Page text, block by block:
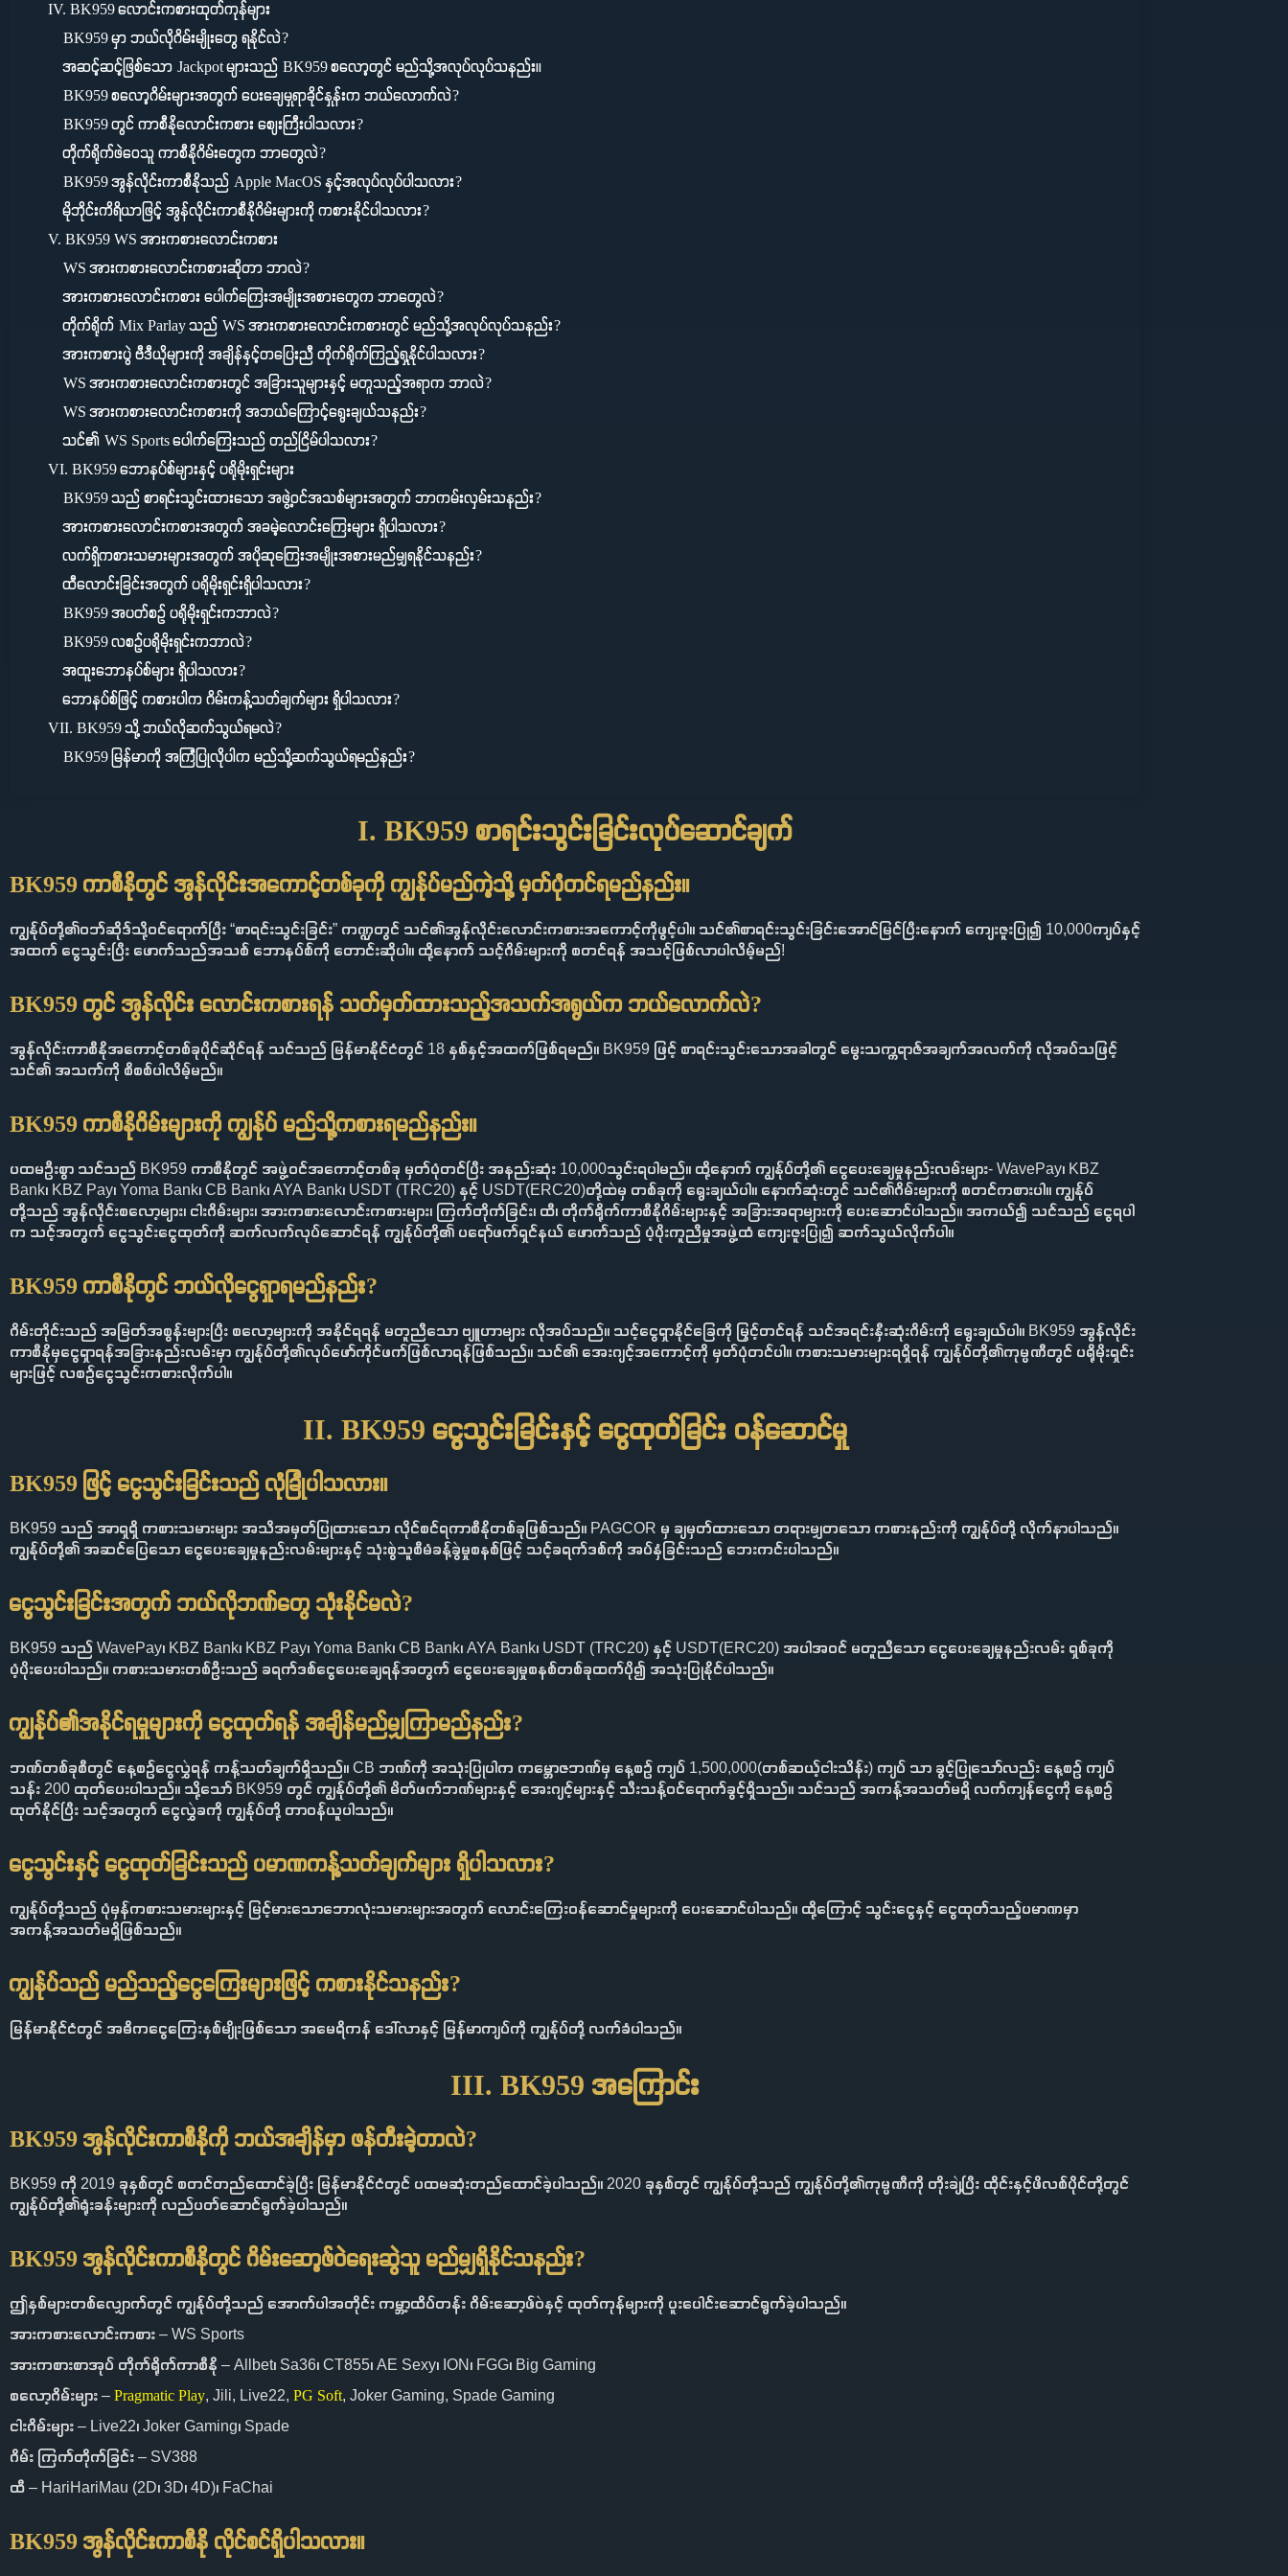
IV. BK959 လောင်းကစားထုတ်ကုန်များ
BK959 မှာ ဘယ်လိုဂိမ်းမျိုးတွေ ရနိုင်လဲ?
အဆင့်ဆင့်ဖြစ်သော Jackpot များသည် BK959 စလော့တွင် မည်သို့အလုပ်လုပ်သနည်း။
BK959 စလော့ဂိမ်းများအတွက် ပေးချေမှုရာခိုင်နှုန်းက ဘယ်လောက်လဲ?
BK959 တွင် ကာစီနိုလောင်းကစား စျေးကြီးပါသလား?
တိုက်ရိုက်ဖဲဝေသူ ကာစီနိုဂိမ်းတွေက ဘာတွေလဲ?
BK959 အွန်လိုင်းကာစီနိုသည် Apple MacOS နှင့်အလုပ်လုပ်ပါသလား?
မိုဘိုင်းကိရိယာဖြင့် အွန်လိုင်းကာစီနိုဂိမ်းများကို ကစားနိုင်ပါသလား?
V. BK959 WS အားကစားလောင်းကစား
WS အားကစားလောင်းကစားဆိုတာ ဘာလဲ?
အားကစားလောင်းကစား ပေါက်ကြေးအမျိုးအစားတွေက ဘာတွေလဲ?
တိုက်ရိုက် Mix Parlay သည် WS အားကစားလောင်းကစားတွင် မည်သို့အလုပ်လုပ်သနည်း?
အားကစားပွဲ ဗီဒီယိုများကို အချိန်နှင့်တပြေးညီ တိုက်ရိုက်ကြည့်ရှုနိုင်ပါသလား?
WS အားကစားလောင်းကစားတွင် အခြားသူများနှင့် မတူသည့်အရာက ဘာလဲ?
WS အားကစားလောင်းကစားကို အဘယ်ကြောင့်ရွေးချယ်သနည်း?
သင်၏ WS Sports ပေါက်ကြေးသည် တည်ငြိမ်ပါသလား?
VI. BK959 ဘောနပ်စ်များနှင့် ပရိုမိုးရှင်းများ
BK959 သည် စာရင်းသွင်းထားသော အဖွဲ့ဝင်အသစ်များအတွက် ဘာကမ်းလှမ်းသနည်း?
အားကစားလောင်းကစားအတွက် အခမဲ့လောင်းကြေးများ ရှိပါသလား?
လက်ရှိကစားသမားများအတွက် အပိုဆုကြေးအမျိုးအစားမည်မျှရနိုင်သနည်း?
ထီလောင်းခြင်းအတွက် ပရိုမိုးရှင်းရှိပါသလား?
BK959 အပတ်စဉ် ပရိုမိုးရှင်းကဘာလဲ?
BK959 လစဉ်ပရိုမိုးရှင်းကဘာလဲ?
အထူးဘောနပ်စ်များ ရှိပါသလား?
ဘောနပ်စ်ဖြင့် ကစားပါက ဂိမ်းကန့်သတ်ချက်များ ရှိပါသလား?
VII. BK959 သို့ ဘယ်လိုဆက်သွယ်ရမလဲ?
BK959 မြန်မာကို အကြံပြုလိုပါက မည်သို့ဆက်သွယ်ရမည်နည်း?
I. BK959 စာရင်းသွင်းခြင်းလုပ်ဆောင်ချက်
BK959 ကာစီနိုတွင် အွန်လိုင်းအကောင့်တစ်ခုကို ကျွန်ုပ်မည်ကဲ့သို့ မှတ်ပုံတင်ရမည်နည်း။
ကျွန်ုပ်တို့၏ဝဘ်ဆိုဒ်သို့ဝင်ရောက်ပြီး “စာရင်းသွင်းခြင်း” ကဏ္ဍတွင် သင်၏အွန်လိုင်းလောင်းကစားအကောင့်ကိုဖွင့်ပါ။ သင်၏စာရင်းသွင်းခြင်းအောင်မြင်ပြီးနောက် ကျေးဇူးပြု၍ 10,000ကျပ်နှင့်
အထက် ငွေသွင်းပြီး ဖောက်သည်အသစ် ဘောနပ်စ်ကို တောင်းဆိုပါ။ ထို့နောက် သင့်ဂိမ်းများကို စတင်ရန် အသင့်ဖြစ်လာပါလိမ့်မည်!
BK959 တွင် အွန်လိုင်း လောင်းကစားရန် သတ်မှတ်ထားသည့်အသက်အရွယ်က ဘယ်လောက်လဲ?
အွန်လိုင်းကာစီနိုအကောင့်တစ်ခုပိုင်ဆိုင်ရန် သင်သည် မြန်မာနိုင်ငံတွင် 18 နှစ်နှင့်အထက်ဖြစ်ရမည်။ BK959 ဖြင့် စာရင်းသွင်းသောအခါတွင် မွေးသက္ကရာဇ်အချက်အလက်ကို လိုအပ်သဖြင့်
သင်၏ အသက်ကို စိစစ်ပါလိမ့်မည်။
BK959 ကာစီနိုဂိမ်းများကို ကျွန်ုပ် မည်သို့ကစားရမည်နည်း။
ပထမဦးစွာ သင်သည် BK959 ကာစီနိုတွင် အဖွဲ့ဝင်အကောင့်တစ်ခု မှတ်ပုံတင်ပြီး အနည်းဆုံး 10,000သွင်းရပါမည်။ ထို့နောက် ကျွန်ုပ်တို့၏ ငွေပေးချေမှုနည်းလမ်းများ- WavePay၊ KBZ
Bank၊ KBZ Pay၊ Yoma Bank၊ CB Bank၊ AYA Bank၊ USDT (TRC20) နှင့် USDT(ERC20)တို့ထဲမှ တစ်ခုကို ရွေးချယ်ပါ။ နောက်ဆုံးတွင် သင်၏ဂိမ်းများကို စတင်ကစားပါ။ ကျွန်ုပ်
တို့သည် အွန်လိုင်းစလော့များ၊ ငါးဂိမ်းများ၊ အားကစားလောင်းကစားများ၊ ကြက်တိုက်ခြင်း၊ ထီ၊ တိုက်ရိုက်ကာစီနိုဂိမ်းများနှင့် အခြားအရာများကို ပေးဆောင်ပါသည်။ အကယ်၍ သင်သည် ငွေရပါ
က သင့်အတွက် ငွေသွင်းငွေထုတ်ကို ဆက်လက်လုပ်ဆောင်ရန် ကျွန်ုပ်တို့၏ ပရော်ဖက်ရှင်နယ် ဖောက်သည် ပံ့ပိုးကူညီမှုအဖွဲ့ထံ ကျေးဇူးပြု၍ ဆက်သွယ်လိုက်ပါ။
BK959 ကာစီနိုတွင် ဘယ်လိုငွေရှာရမည်နည်း?
ဂိမ်းတိုင်းသည် အမြတ်အစွန်းများပြီး စလော့များကို အနိုင်ရရန် မတူညီသော ဗျူဟာများ လိုအပ်သည်။ သင့်ငွေရှာနိုင်ခြေကို မြှင့်တင်ရန် သင်အရင်းနှီးဆုံးဂိမ်းကို ရွေးချယ်ပါ။ BK959 အွန်လိုင်း
ကာစီနိုမှငွေရှာရန်အခြားနည်းလမ်းမှာ ကျွန်ုပ်တို့၏လုပ်ဖော်ကိုင်ဖက်ဖြစ်လာရန်ဖြစ်သည်။ သင်၏ အေးဂျင့်အကောင့်ကို မှတ်ပုံတင်ပါ။ ကစားသမားများရရှိရန် ကျွန်ုပ်တို့၏ကုမ္ပဏီတွင် ပရိုမိုးရှင်း
များဖြင့် လစဉ်ငွေသွင်းကစားလိုက်ပါ။
II. BK959 ငွေသွင်းခြင်းနှင့် ငွေထုတ်ခြင်း ဝန်ဆောင်မှု
BK959 ဖြင့် ငွေသွင်းခြင်းသည် လုံခြုံပါသလား။
BK959 သည် အာရှရှိ ကစားသမားများ အသိအမှတ်ပြုထားသော လိုင်စင်ရကာစီနိုတစ်ခုဖြစ်သည်။ PAGCOR မှ ချမှတ်ထားသော တရားမျှတသော ကစားနည်းကို ကျွန်ုပ်တို့ လိုက်နာပါသည်။
ကျွန်ုပ်တို့၏ အဆင်ပြေသော ငွေပေးချေမှုနည်းလမ်းများနှင့် သုံးစွဲသူစီမံခန့်ခွဲမှုစနစ်ဖြင့် သင့်ခရက်ဒစ်ကို အပ်နှံခြင်းသည် ဘေးကင်းပါသည်။
ငွေသွင်းခြင်းအတွက် ဘယ်လိုဘဏ်တွေ သုံးနိုင်မလဲ?
BK959 သည် WavePay၊ KBZ Bank၊ KBZ Pay၊ Yoma Bank၊ CB Bank၊ AYA Bank၊ USDT (TRC20) နှင့် USDT(ERC20) အပါအဝင် မတူညီသော ငွေပေးချေမှုနည်းလမ်း ရှစ်ခုကို
ပံ့ပိုးပေးပါသည်။ ကစားသမားတစ်ဦးသည် ခရက်ဒစ်ငွေပေးချေရန်အတွက် ငွေပေးချေမှုစနစ်တစ်ခုထက်ပို၍ အသုံးပြုနိုင်ပါသည်။
ကျွန်ုပ်၏အနိုင်ရမှုများကို ငွေထုတ်ရန် အချိန်မည်မျှကြာမည်နည်း?
ဘဏ်တစ်ခုစီတွင် နေ့စဉ်ငွေလွှဲရန် ကန့်သတ်ချက်ရှိသည်။ CB ဘဏ်ကို အသုံးပြုပါက ကမ္ဘောဇဘဏ်မှ နေ့စဉ် ကျပ် 1,500,000(တစ်ဆယ့်ငါးသိန်း) ကျပ် သာ ခွင့်ပြုသော်လည်း နေ့စဉ် ကျပ်
သန်း 200 ထုတ်ပေးပါသည်။ သို့သော် BK959 တွင် ကျွန်ုပ်တို့၏ မိတ်ဖက်ဘဏ်များနှင့် အေးဂျင့်များနှင့် သီးသန့်ဝင်ရောက်ခွင့်ရှိသည်။ သင်သည် အကန့်အသတ်မရှိ လက်ကျန်ငွေကို နေ့စဉ်
ထုတ်နိုင်ပြီး သင့်အတွက် ငွေလွှဲခကို ကျွန်ုပ်တို့ တာဝန်ယူပါသည်။
ငွေသွင်းနှင့် ငွေထုတ်ခြင်းသည် ပမာဏကန့်သတ်ချက်များ ရှိပါသလား?
ကျွန်ုပ်တို့သည် ပုံမှန်ကစားသမားများနှင့် မြင့်မားသောဘောလုံးသမားများအတွက် လောင်းကြေးဝန်ဆောင်မှုများကို ပေးဆောင်ပါသည်။ ထို့ကြောင့် သွင်းငွေနှင့် ငွေထုတ်သည့်ပမာဏမှာ
အကန့်အသတ်မရှိဖြစ်သည်။
ကျွန်ုပ်သည် မည်သည့်ငွေကြေးများဖြင့် ကစားနိုင်သနည်း?
မြန်မာနိုင်ငံတွင် အဓိကငွေကြေးနှစ်မျိုးဖြစ်သော အမေရိကန် ဒေါ်လာနှင့် မြန်မာကျပ်ကို ကျွန်ုပ်တို့ လက်ခံပါသည်။
III. BK959 အကြောင်း
BK959 အွန်လိုင်းကာစီနိုကို ဘယ်အချိန်မှာ ဖန်တီးခဲ့တာလဲ?
BK959 ကို 2019 ခုနှစ်တွင် စတင်တည်ထောင်ခဲ့ပြီး မြန်မာနိုင်ငံတွင် ပထမဆုံးတည်ထောင်ခဲ့ပါသည်။ 2020 ခုနှစ်တွင် ကျွန်ုပ်တို့သည် ကျွန်ုပ်တို့၏ကုမ္ပဏီကို တိုးချဲ့ပြီး ထိုင်းနှင့်ဖိလစ်ပိုင်တို့တွင်
ကျွန်ုပ်တို့၏ရုံးခန်းများကို လည်ပတ်ဆောင်ရွက်ခဲ့ပါသည်။
BK959 အွန်လိုင်းကာစီနိုတွင် ဂိမ်းဆော့ဖ်ဝဲရေးဆွဲသူ မည်မျှရှိနိုင်သနည်း?
ဤနှစ်များတစ်လျှောက်တွင် ကျွန်ုပ်တို့သည် အောက်ပါအတိုင်း ကမ္ဘာ့ထိပ်တန်း ဂိမ်းဆော့ဖ်ဝဲနှင့် ထုတ်ကုန်များကို ပူးပေါင်းဆောင်ရွက်ခဲ့ပါသည်။
အားကစားလောင်းကစား – WS Sports
အားကစားစာအုပ် တိုက်ရိုက်ကာစီနို – Allbet၊ Sa36၊ CT855၊ AE Sexy၊ ION၊ FGG၊ Big Gaming
စလော့ဂိမ်းများ – Pragmatic Play, Jili, Live22, PG Soft, Joker Gaming, Spade Gaming
ငါးဂိမ်းများ – Live22၊ Joker Gaming၊ Spade
ဂိမ်း ကြက်တိုက်ခြင်း – SV388
ထီ – HariHariMau (2D၊ 3D၊ 4D)၊ FaChai
BK959 အွန်လိုင်းကာစီနို လိုင်စင်ရှိပါသလား။